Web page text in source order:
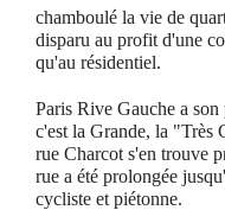
chamboulé la vie de
disparu au profit d'une
qu'au résidentiel.
Paris Rive Gauche a
c'est la Grande, la "Très
rue Charcot s'en trouve
rue a été prolongée
cycliste et piétonne.